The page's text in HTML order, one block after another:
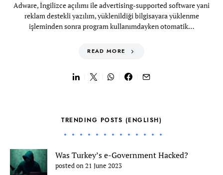
Adware, İngilizce açılımı ile advertising-supported software yani
reklam destekli yazılım, yüklenildiği bilgisayara yüklenme
işleminden sonra program kullanımdayken otomatik…
READ MORE
TRENDING POSTS (ENGLISH)
Was Turkey’s e-Government Hacked?
posted on 21 June 2023